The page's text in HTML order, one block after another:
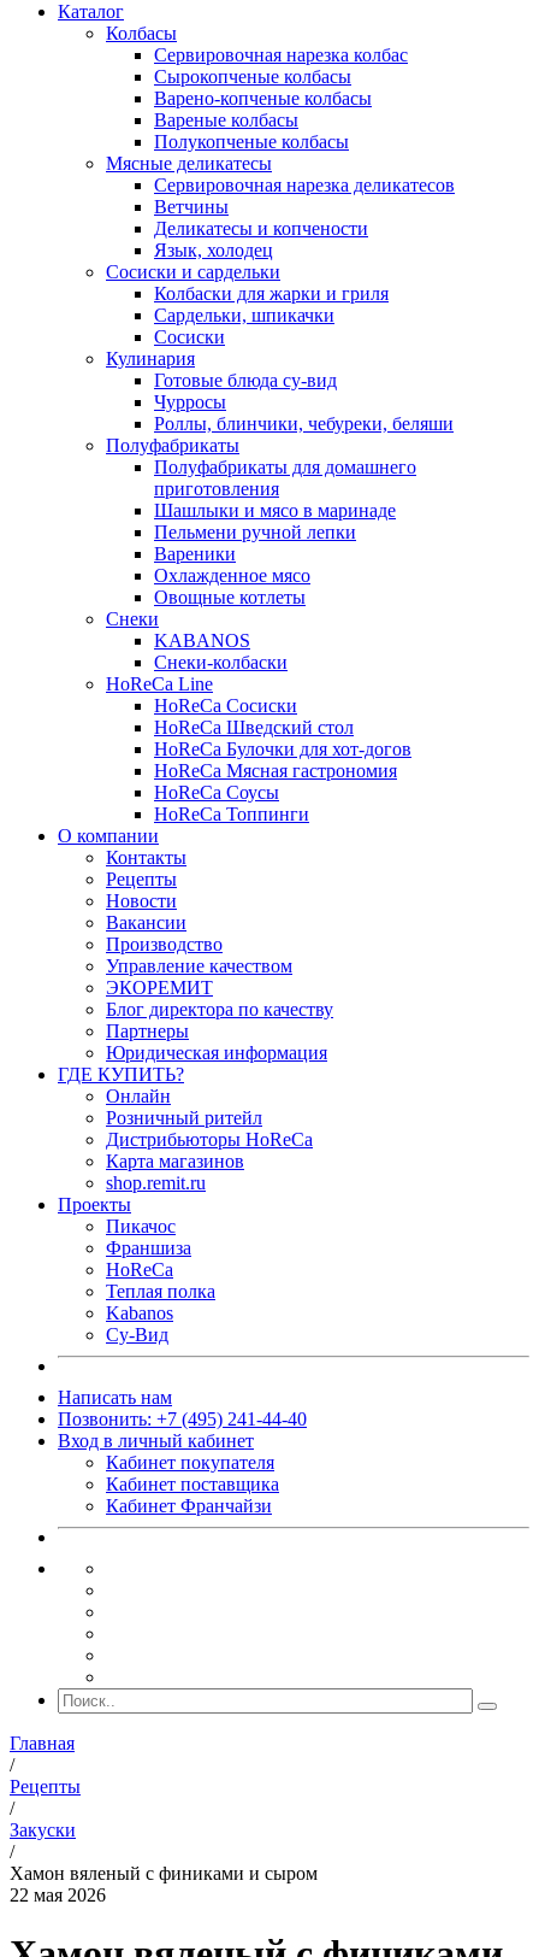
Каталог
Колбасы
Сервировочная нарезка колбас
Сырокопченые колбасы
Варено-копченые колбасы
Вареные колбасы
Полукопченые колбасы
Мясные деликатесы
Сервировочная нарезка деликатесов
Ветчины
Деликатесы и копчености
Язык, холодец
Сосиски и сардельки
Колбаски для жарки и гриля
Сардельки, шпикачки
Сосиски
Кулинария
Готовые блюда су-вид
Чурросы
Роллы, блинчики, чебуреки, беляши
Полуфабрикаты
Полуфабрикаты для домашнего
приготовления
Шашлыки и мясо в маринаде
Пельмени ручной лепки
Вареники
Охлажденное мясо
Овощные котлеты
Снеки
KABANOS
Снеки-колбаски
HoReCa Line
HoReCa Сосиски
HoReCa Шведский стол
HoReCa Булочки для хот-догов
HoReCa Мясная гастрономия
HoReCa Соусы
HoReCa Топпинги
О компании
Контакты
Рецепты
Новости
Вакансии
Производство
Управление качеством
ЭКОРЕМИТ
Блог директора по качеству
Партнеры
Юридическая информация
ГДЕ КУПИТЬ?
Онлайн
Розничный ритейл
Дистрибьюторы HoReCa
Карта магазинов
shop.remit.ru
Проекты
Пикачос
Франшиза
HoReCa
Теплая полка
Kabanos
Су-Вид
Написать нам
Позвонить: +7 (495) 241-44-40
Вход в личный кабинет
Кабинет покупателя
Кабинет поставщика
Кабинет Франчайзи
Главная
/
Рецепты
/
Закуски
/
Хамон вяленый с финиками и сыром
22 мая 2026